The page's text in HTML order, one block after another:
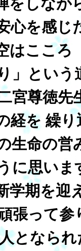
心を感じ
はここ
という
宮尊徳先
経を 繰
生命の営
に思いま
学期を迎
張って
となら